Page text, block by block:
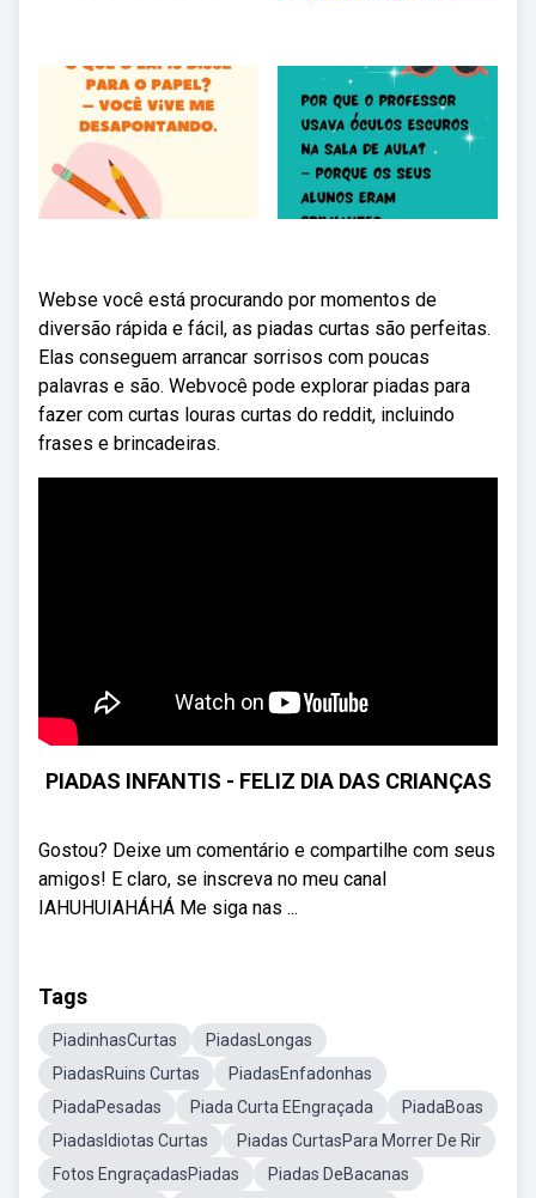
Webse você está procurando por momentos de
diversão rápida e fácil, as piadas curtas são perfeitas.
Elas conseguem arrancar sorrisos com poucas
palavras e são. Webvocê pode explorar piadas para
fazer com curtas louras curtas do reddit, incluindo
frases e brincadeiras.
PIADAS INFANTIS - FELIZ DIA DAS CRIANÇAS
Gostou? Deixe um comentário e compartilhe com seus
amigos! E claro, se inscreva no meu canal
IAHUHUIAHÁHÁ Me siga nas ...
Tags
PiadinhasCurtas
PiadasLongas
PiadasRuins Curtas
PiadasEnfadonhas
PiadaPesadas
Piada Curta EEngraçada
PiadaBoas
PiadasIdiotas Curtas
Piadas CurtasPara Morrer De Rir
Fotos EngraçadasPiadas
Piadas DeBacanas